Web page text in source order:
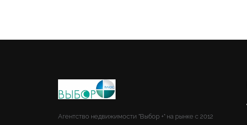
Агентство недвижимости "Выбор +" на рынке с 2012